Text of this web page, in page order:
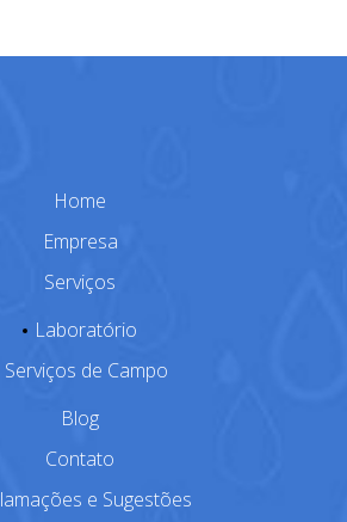
Home
Empresa
Serviços
Laboratório
Serviços de Campo
Blog
Contato
e Sugestões